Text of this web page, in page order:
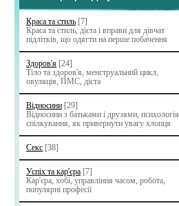
Краса та стиль [7]
Краса та стиль, дієта і вправи для дівчат
підлітків, що одягти на перше побачення
Здоров'я [24]
Тіло та здоров'я, менструальний цикл,
овуляція, ПМС, дієта
Відносини [29]
Відносини з батьками i друзями, психологія
спілкування, як привернути увагу хлопця
Секс [38]
Успіх та кар'єра [7]
Кар'єра, хобі, управління часом, робота,
популярні професії